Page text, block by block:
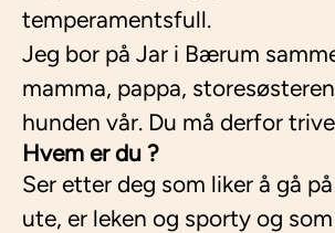
temperamentsfull.
Jeg bor på Jar i Bærum
mamma, pappa,
hunden vår. Du må derfor
Hvem er du ?
Ser etter deg som liker å gå
ute, er leken og sporty og